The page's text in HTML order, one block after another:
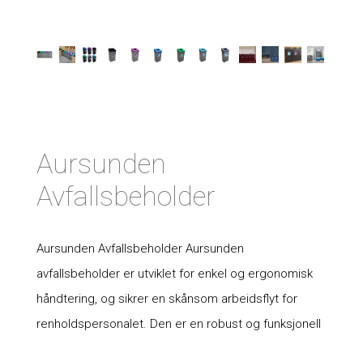
Aursunden
Avfallsbeholder
Aursunden Avfallsbeholder Aursunden
avfallsbeholder er utviklet for enkel og ergonomisk
håndtering, og sikrer en skånsom arbeidsflyt for
renholdspersonalet. Den er en robust og funksjonell